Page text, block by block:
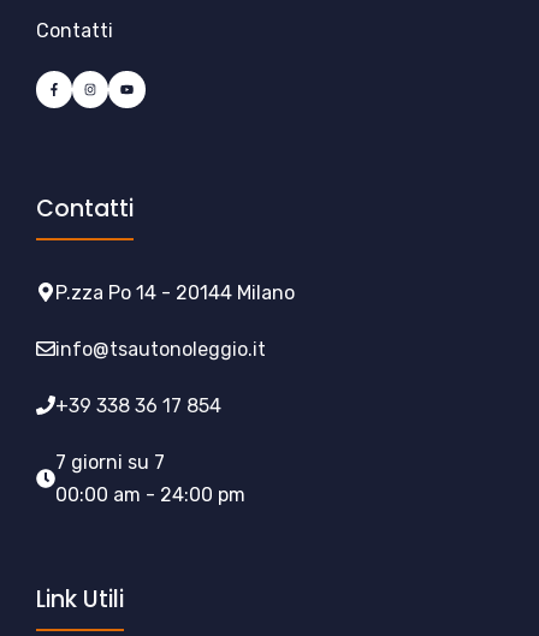
Contatti
Contatti
P.zza Po 14 - 20144 Milano
info@tsautonoleggio.it
+39 338 36 17 854
7 giorni su 7
00:00 am - 24:00 pm
Link Utili